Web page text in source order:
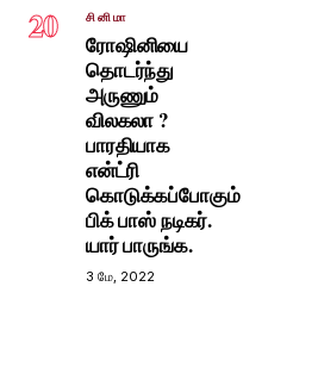
20 சினிமா
ரோஷினியை
தொடர்ந்து
அருணும்
விலகலா ?
பாரதியாக
என்ட்ரி
கொடுக்கப்போகும்
பிக் பாஸ் நடிகர்.
யார் பாருங்க.
3 மே, 2022